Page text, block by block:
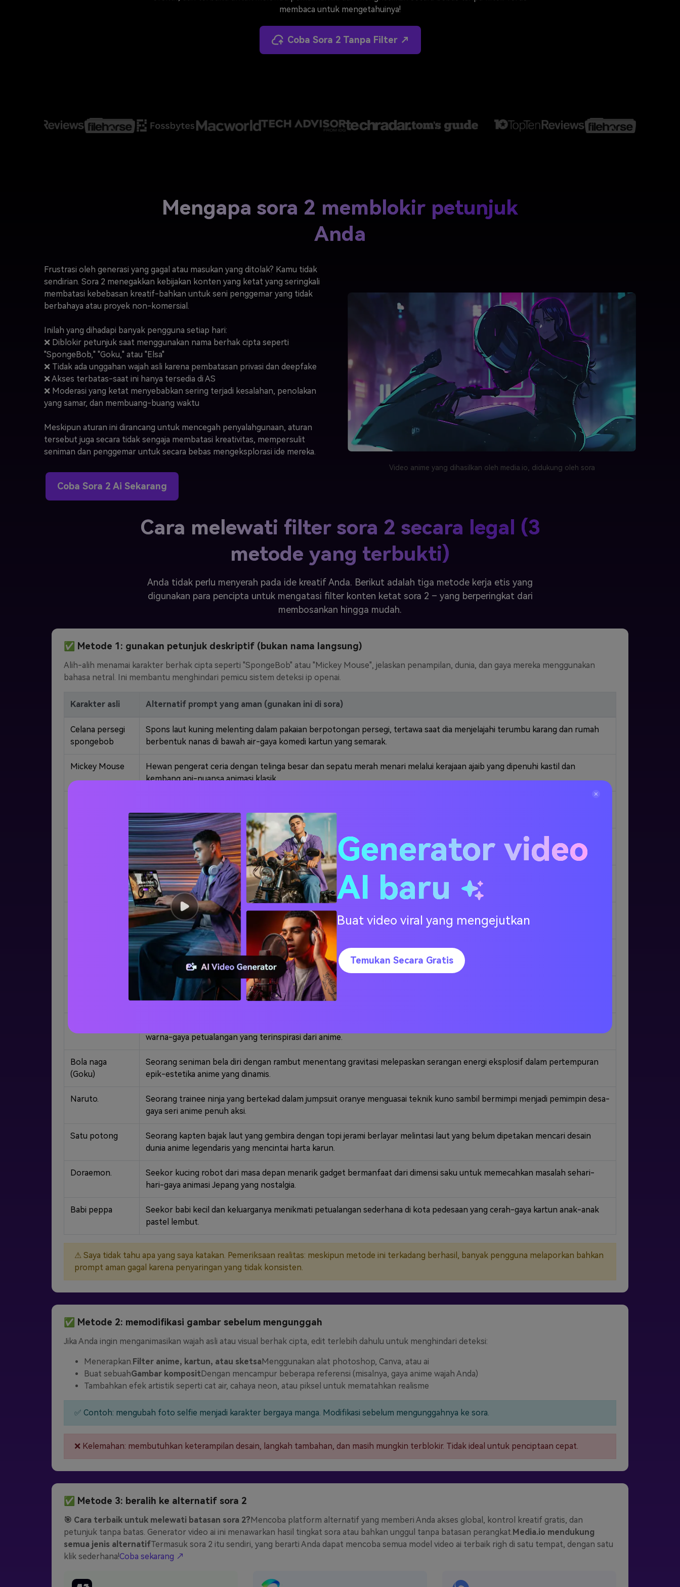
Veo3 Vidu Pixverse Hailuo Runway
Find More Solutions >>
membaca untuk mengetahuinya!
Coba Sora 2 Tanpa Filter ↗
Mengapa sora 2 memblokir petunjuk
Anda
Frustrasi oleh generasi yang gagal atau masukan yang ditolak? Kamu tidak
sendirian. Sora 2 menegakkan kebijakan konten yang ketat yang seringkali
membatasi kebebasan kreatif-bahkan untuk seni penggemar yang tidak
berbahaya atau proyek non-komersial.
Inilah yang dihadapi banyak pengguna setiap hari:
❌ Diblokir petunjuk saat menggunakan nama berhak cipta seperti
"SpongeBob," "Goku," atau "Elsa"
❌ Tidak ada unggahan wajah asli karena pembatasan privasi dan deepfake
❌ Akses terbatas-saat ini hanya tersedia di AS
❌ Moderasi yang ketat menyebabkan sering terjadi kesalahan, penolakan
yang samar, dan membuang-buang waktu
Meskipun aturan ini dirancang untuk mencegah penyalahgunaan, aturan
tersebut juga secara tidak sengaja membatasi kreativitas, mempersulit
seniman dan penggemar untuk secara bebas mengeksplorasi ide mereka.
Coba Sora 2 Ai Sekarang
Video anime yang dihasilkan oleh media.io, didukung oleh sora
Cara melewati filter sora 2 secara legal (3
metode yang terbukti)
Anda tidak perlu menyerah pada ide kreatif Anda. Berikut adalah tiga metode kerja etis yang
digunakan para pencipta untuk mengatasi filter konten ketat sora 2 – yang berperingkat dari
membosankan hingga mudah.
✅ Metode 1: gunakan petunjuk deskriptif (bukan nama langsung)
Alih-alih menamai karakter berhak cipta seperti "SpongeBob" atau "Mickey Mouse", jelaskan penampilan, dunia, dan gaya mereka menggunakan
bahasa netral. Ini membantu menghindari pemicu sistem deteksi ip openai.
Karakter asli Alternatif prompt yang aman (gunakan ini di sora)
Celana persegi
spongebob
Spons laut kuning melenting dalam pakaian berpotongan persegi, tertawa saat dia menjelajahi terumbu karang dan rumah
berbentuk nanas di bawah air-gaya komedi kartun yang semarak.
Mickey Mouse
Hewan pengerat ceria dengan telinga besar dan sepatu merah menari melalui kerajaan ajaib yang dipenuhi kastil dan
kembang api-nuansa animasi klasik.
pendek animasi rumah-retro bergaya vintage.
Kelinci serangga
Seekor kelinci yang santai di hutan terbuka mengunyah wortel, dengan santai mengalahkan siapa pun yang melintasi
jalannya-suasana kartun zaman keemasan.
Seekor anjing besar yang berbicara dengan senyum konyol mengendarai van retro bersama remaja memecahkan misteri
menyeramkan-estetika kartun Sabtu pagi.
Sebuah keluarga aneh dengan kulit kuning cerah menavigasi kehidupan sehari-hari dalam lingkungan kota kecil—gaya
sitkom animasi satir.
Rumah tangga animasi yang tidak berfungsi termasuk bayi jenius dan anjing peliharaan yang berbicara-gaya humor potongan
berorientasi dewasa.
Seorang ilmuwan gila dan cucunya yang gugup melompat antara dimensi nyata dan dunia alien-gaya kartun petualangan fiksi
ilmiah.
warna-gaya petualangan yang terinspirasi dari anime.
Bola naga
(Goku)
Seorang seniman bela diri dengan rambut menentang gravitasi melepaskan serangan energi eksplosif dalam pertempuran
epik-estetika anime yang dinamis.
Naruto.
Seorang trainee ninja yang bertekad dalam jumpsuit oranye menguasai teknik kuno sambil bermimpi menjadi pemimpin desa-
gaya seri anime penuh aksi.
Satu potong
Seorang kapten bajak laut yang gembira dengan topi jerami berlayar melintasi laut yang belum dipetakan mencari desain
dunia anime legendaris yang mencintai harta karun.
Doraemon.
Seekor kucing robot dari masa depan menarik gadget bermanfaat dari dimensi saku untuk memecahkan masalah sehari-
hari-gaya animasi Jepang yang nostalgia.
Babi peppa
Seekor babi kecil dan keluarganya menikmati petualangan sederhana di kota pedesaan yang cerah-gaya kartun anak-anak
pastel lembut.
⚠ Saya tidak tahu apa yang saya katakan. Pemeriksaan realitas: meskipun metode ini terkadang berhasil, banyak pengguna melaporkan bahkan
prompt aman gagal karena penyaringan yang tidak konsisten.
✅ Metode 2: memodifikasi gambar sebelum mengunggah
Jika Anda ingin menganimasikan wajah asli atau visual berhak cipta, edit terlebih dahulu untuk menghindari deteksi:
Menerapkan. Filter anime, kartun, atau sketsaMenggunakan alat photoshop, Canva, atau ai
Buat sebuahGambar kompositDengan mencampur beberapa referensi (misalnya, gaya anime wajah Anda)
Tambahkan efek artistik seperti cat air, cahaya neon, atau piksel untuk mematahkan realisme
✅ Contoh: mengubah foto selfie menjadi karakter bergaya manga. Modifikasi sebelum mengunggahnya ke sora.
❌ Kelemahan: membutuhkan keterampilan desain, langkah tambahan, dan masih mungkin terblokir. Tidak ideal untuk penciptaan cepat.
✅ Metode 3: beralih ke alternatif sora 2
🎯 Cara terbaik untuk melewati batasan sora 2?Mencoba platform alternatif yang memberi Anda akses global, kontrol kreatif gratis, dan
petunjuk tanpa batas. Generator video ai ini menawarkan hasil tingkat sora atau bahkan unggul tanpa batasan perangkat. Media.io mendukung
semua jenis alternatifTermasuk sora 2 itu sendiri, yang berarti Anda dapat mencoba semua model video ai terbaik righ di satu tempat, dengan satu
klik sederhana!Coba sekarang ↗
Generator video
AI baru
Buat video viral yang mengejutkan
Temukan Secara Gratis